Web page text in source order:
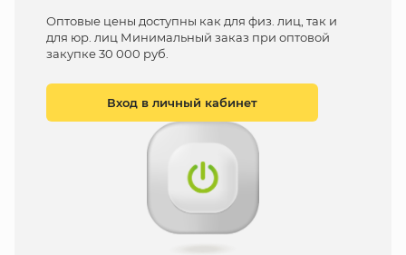
Оптовые цены доступны как для физ. лиц, так и
для юр. лиц Минимальный заказ при оптовой
закупке 30 000 руб.
Вход в личный кабинет